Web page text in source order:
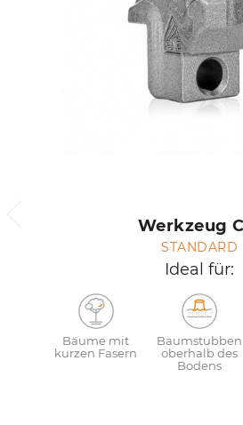
Werkzeug
STANDARD
Ideal für:
Bäume mit
kurzen Fasern
Baumstubben
oberhalb des
Bodens